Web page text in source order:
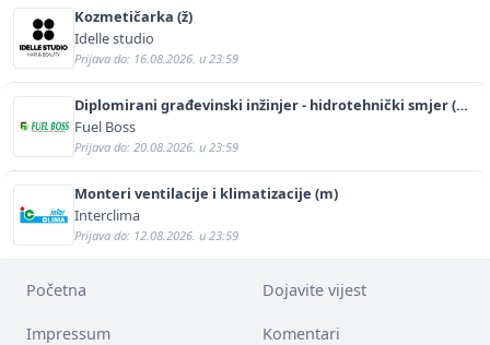
Kozmetičarka (ž)
Idelle studio
Prijava do: 16.08.2026. u 23:59
Diplomirani građevinski inžinjer - hidrotehnički smjer (m/
ž)
Fuel Boss
Prijava do: 20.08.2026. u 23:59
Monteri ventilacije i klimatizacije (m)
Interclima
Prijava do: 12.08.2026. u 23:59
Početna Dojavite vijest
Impressum Komentari